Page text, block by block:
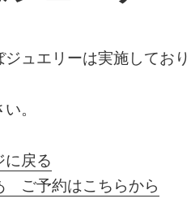
ジュエリーは実施してお
。
に戻る
ご予約はこちらから